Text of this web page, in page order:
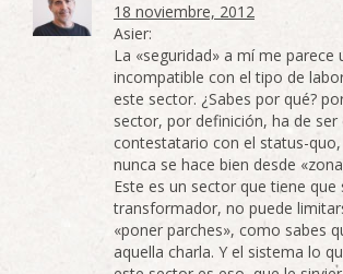
18 noviembre, 2012
Asier:
La «seguridad» a mí me parece
incompatible con el tipo de
este sector. ¿Sabes por qué?
sector, por definición, ha de ser
contestatario con el status-
nunca se hace bien desde
Este es un sector que tiene
transformador, no puede
«poner parches», como sabes
aquella charla. Y el sistema lo